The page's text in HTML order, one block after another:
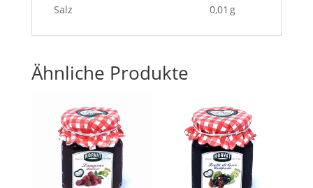
Salz
0,01 g
Ähnliche Produkte